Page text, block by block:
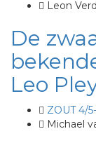
Leon
De
Leo
ZOUT 4/
Michael